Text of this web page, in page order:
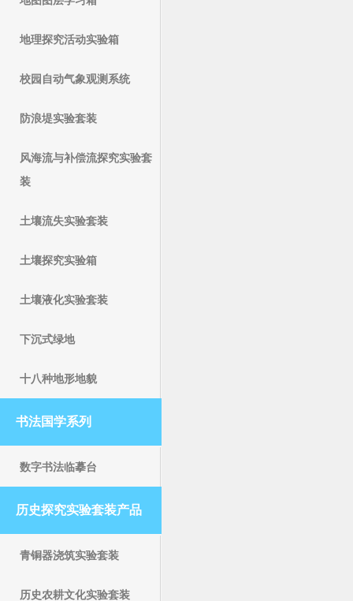
地理探究活动实验箱
校园自动气象观测系统
防浪堤实验套装
风海流与补偿流探究实验套
装
土壤流失实验套装
土壤探究实验箱
土壤液化实验套装
下沉式绿地
十八种地形地貌
书法国学系列
数字书法临摹台
历史探究实验套装产品
青铜器浇筑实验套装
历史农耕文化实验套装